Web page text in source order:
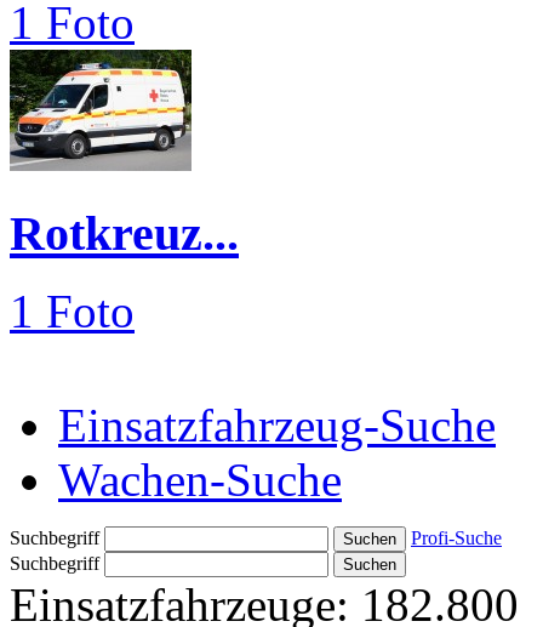
1 Foto
Rotkreuz...
1 Foto
Einsatzfahrzeug-Suche
Wachen-Suche
Suchbegriff
Profi-Suche
Suchbegriff
Einsatzfahrzeuge: 182.800